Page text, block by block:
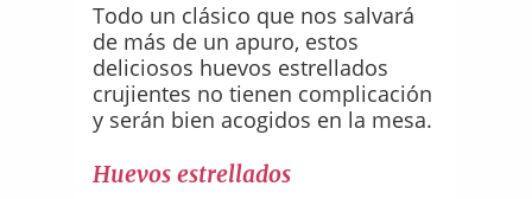
Todo un clásico que nos salvará
de más de un apuro, estos
deliciosos huevos estrellados
crujientes no tienen complicación
y serán bien acogidos en la mesa.
Huevos estrellados